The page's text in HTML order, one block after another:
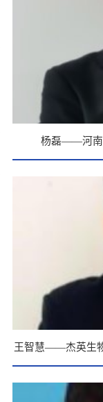
杨磊——河南
王智慧——杰英生